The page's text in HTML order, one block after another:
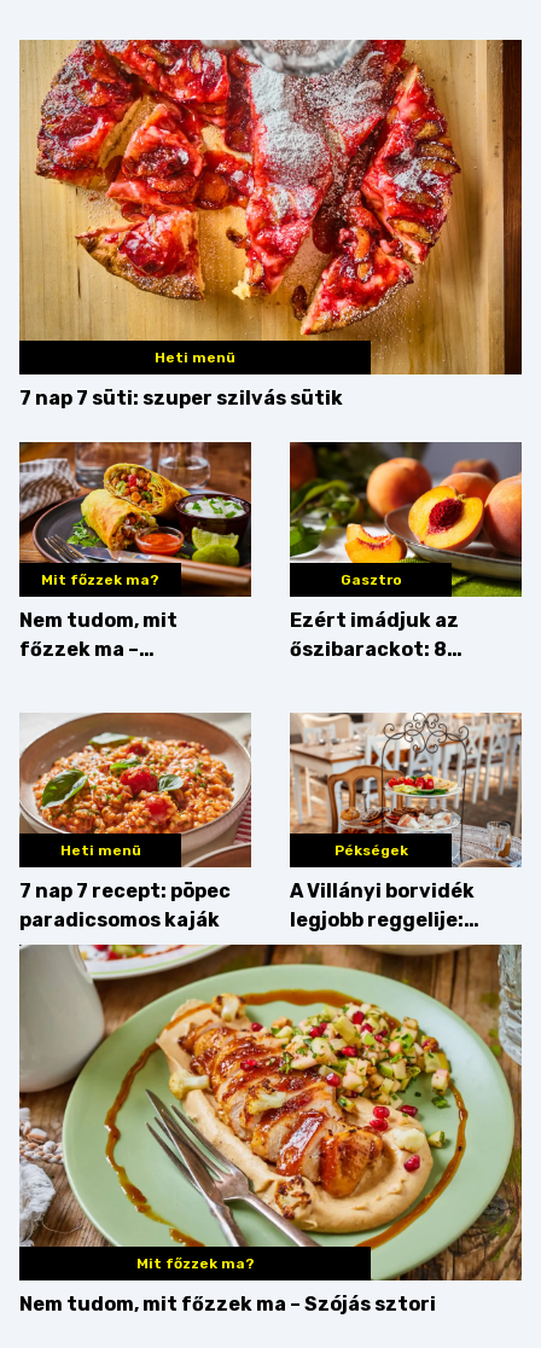
Heti menü
7 nap 7 süti: szuper szilvás sütik
Mit főzzek ma?
Nem tudom, mit
főzzek ma –
Gasztro
Ezért imádjuk az
őszibarackot: 8
augusztusban
feltankolj belőle
Heti menü
7 nap 7 recept: pöpec
paradicsomos kaják
Pékségek
A Villányi borvidék
legjobb reggelije:
kovászos kenyér és
gourmet pékáruk
Palkonyán
Mit főzzek ma?
Nem tudom, mit főzzek ma – Szójás sztori